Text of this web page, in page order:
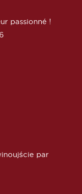
passionné !
par